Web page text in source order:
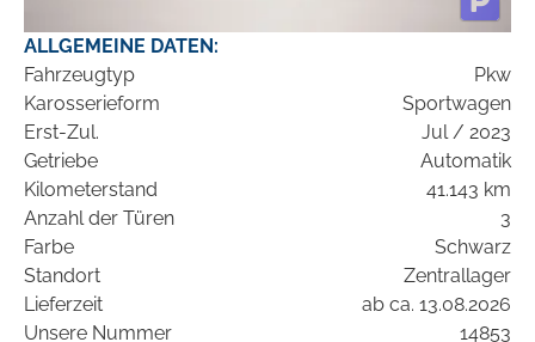
ALLGEMEINE DATEN:
Fahrzeugtyp
Pkw
Karosserieform
Sportwagen
Erst-Zul.
Jul / 2023
Getriebe
Automatik
Kilometerstand
41.143 km
Anzahl der Türen
3
Farbe
Schwarz
Standort
Zentrallager
Lieferzeit
ab ca. 13.08.2026
Unsere Nummer
14853